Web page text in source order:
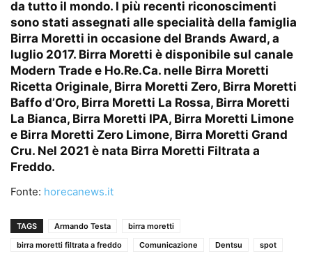
da tutto il mondo. I più recenti riconoscimenti
sono stati assegnati alle specialità della famiglia
Birra Moretti in occasione del Brands Award, a
luglio 2017. Birra Moretti è disponibile sul canale
Modern Trade e Ho.Re.Ca. nelle Birra Moretti
Ricetta Originale, Birra Moretti Zero, Birra Moretti
Baffo d’Oro, Birra Moretti La Rossa, Birra Moretti
La Bianca, Birra Moretti IPA, Birra Moretti Limone
e Birra Moretti Zero Limone, Birra Moretti Grand
Cru. Nel 2021 è nata Birra Moretti Filtrata a
Freddo.
Fonte: horecanews.it
TAGS Armando Testa
birra moretti
birra moretti filtrata a freddo
Comunicazione Dentsu
spot